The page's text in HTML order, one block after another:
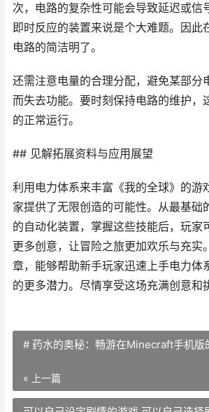
次，电路的复杂性可能会导致延迟或信
即时反应的装置来说是个大难题。因此
电路的简洁明了。
还需注意电量的合理分配，避免某部分
而失去功能。要时刻保持电路的维护，
的正常运行。
## 见解拓展资料与应用展望
利用电力体系来丰富《我的全球》的游
家提供了无限创造的可能性。从最基础
的自动化装置，掌握这些技能后，玩家
更多创意，让冒险之旅更加欢乐与充实
章，能够帮助新手玩家迅速上手电力体
的更多潜力。尽情享受这场充满创意和
# 药水的奥秘：畅游在Minecraft手机版
« 上一篇